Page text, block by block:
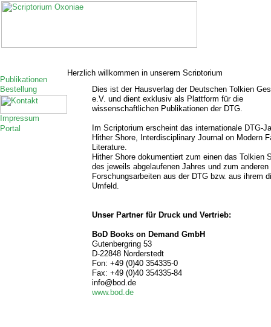
Dies ist der Hausverlag der Deutschen Tolkien
e.V. und dient exklusiv als Plattform für die
wissenschaftlichen Publikationen der DTG.
Im Scriptorium erscheint das internationale DTG-
Hither Shore, Interdisciplinary Journal on Modern
Literature.
Hither Shore dokumentiert zum einen das Tolkien
des jeweils abgelaufenen Jahres und zum anderen
Forschungsarbeiten aus der DTG bzw. aus ihrem
Umfeld.
Unser Partner für Druck und Vertrieb:
BoD Books on Demand GmbH
Gutenbergring 53
D-22848 Norderstedt
Fon: +49 (0)40 354335-0
Fax: +49 (0)40 354335-84
info@bod.de
www.bod.de